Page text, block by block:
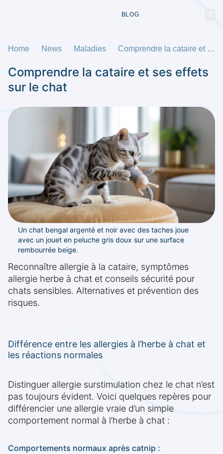
BLOG
Home News Maladies Comprendre la cataire et ses effets sur le chat
Comprendre la cataire et ses effets
sur le chat
Un chat bengal argenté et noir avec des taches joue
avec un jouet en peluche gris doux sur une surface
rembourrée beige.
Reconnaître allergie à la cataire, symptômes
allergie herbe à chat et conseils sécurité pour
chats sensibles. Alternatives et prévention des
risques.
Différence entre les allergies à l’herbe à chat et
les réactions normales
Distinguer allergie surstimulation chez le chat n’est
pas toujours évident. Voici quelques repères pour
différencier une allergie vraie d’un simple
comportement normal à l’herbe à chat :
Comportements normaux après catnip :